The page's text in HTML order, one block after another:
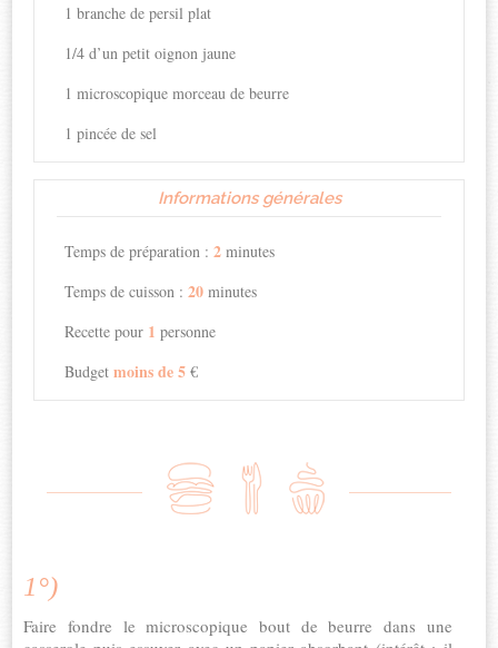
1 branche de persil plat
1/4 d’un petit oignon jaune
1 microscopique morceau de beurre
1 pincée de sel
Informations générales
Temps de préparation :2minutes
Temps de cuisson :20minutes
Recette pour 1 personne
Budgetmoins de 5 €
1°)
Faire fondre le microscopique bout de beurre dans une